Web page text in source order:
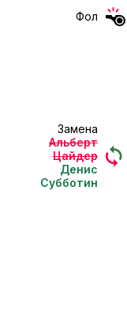
Фол
Замена
Альберт
Цайдер
Денис
Субботин